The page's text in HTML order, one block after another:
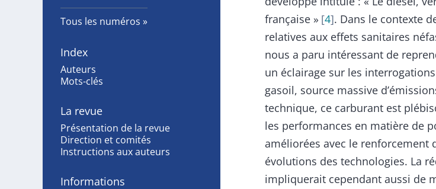
Tous les numéros
Index
Auteurs
Mots-clés
La revue
Présentation de la revue
Direction et comités
Instructions aux auteurs
Informations
française » 4 . Dans le contexte
relatives aux effets sanitaires
nous a paru intéressant de
un éclairage sur les
gasoil, source massive
technique, ce carburant est
les performances en matière de
améliorées avec le renforcement
évolutions des technologies. La
impliquerait cependant aussi de